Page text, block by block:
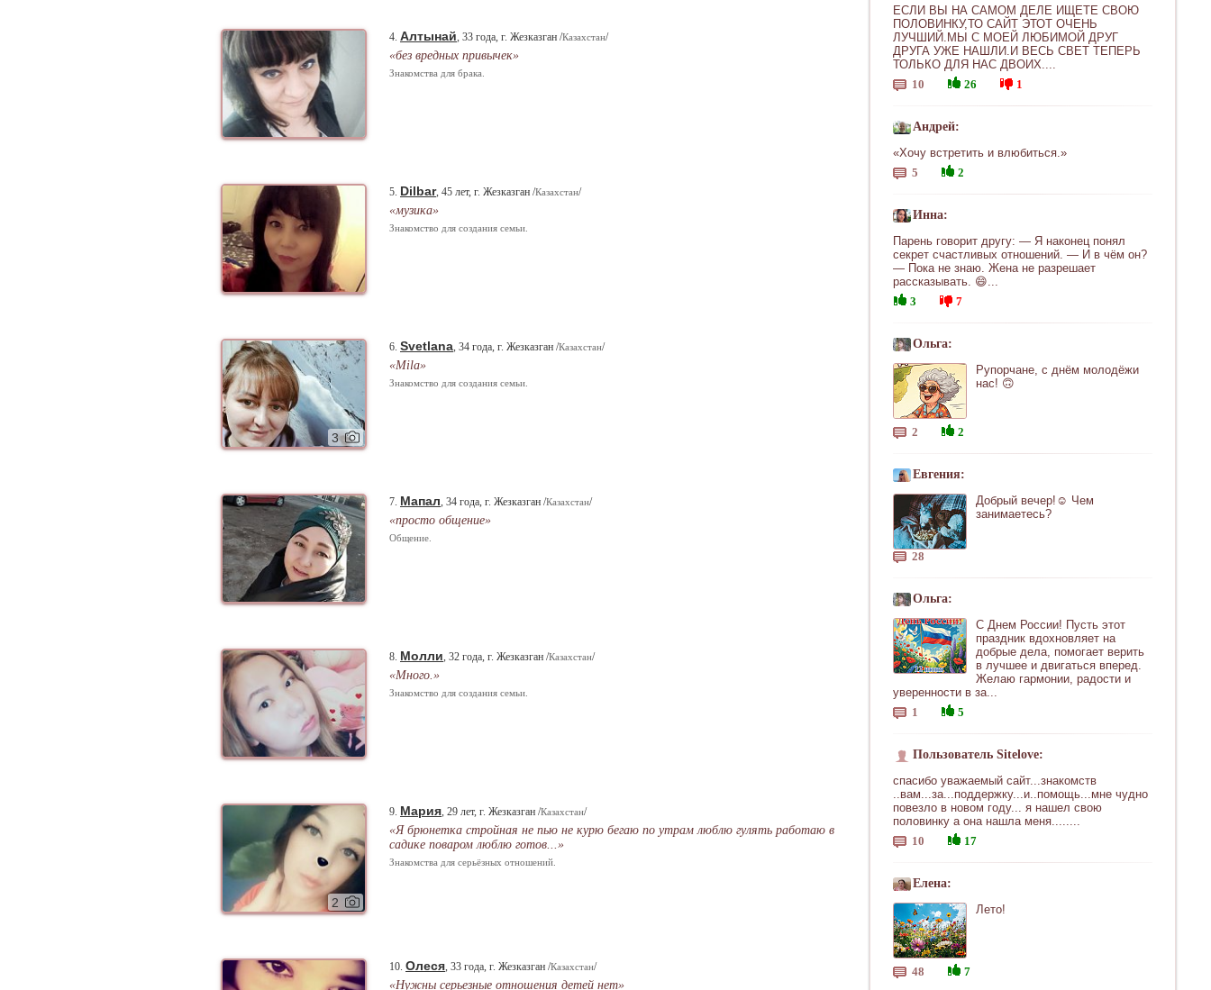
ЕСЛИ ВЫ НА САМОМ ДЕЛЕ ИЩЕТЕ СВОЮ
ПОЛОВИНКУ,ТО САЙТ ЭТОТ ОЧЕНЬ
ЛУЧШИЙ.МЫ С МОЕЙ ЛЮБИМОЙ ДРУГ
ДРУГА УЖЕ НАШЛИ.И ВЕСЬ СВЕТ ТЕПЕРЬ
ТОЛЬКО ДЛЯ НАС ДВОИХ....
10
26 1
Андрей:
«Хочу встретить и влюбиться.»
5
2
Инна:
Парень говорит другу: — Я наконец понял
секрет счастливых отношений. — И в чём он?
— Пока не знаю. Жена не разрешает
рассказывать. 😄...
3
7
Ольга:
Рупорчане, с днём молодёжи
нас! 🙃
2 2
Евгения:
Добрый вечер!☺ Чем
занимаетесь?
28
Ольга:
С Днем России! Пусть этот
праздник вдохновляет на
добрые дела, помогает верить
в лучшее и двигаться вперед.
Желаю гармонии, радости и
уверенности в за...
1
5
Пользователь Sitelove:
спасибо уважаемый сайт...знакомств
..вам...за...поддержку...и..помощь...мне чудно
повезло в новом году... я нашел свою
половинку а она нашла меня........
10
17
Елена:
Лето!
48 7
4. Алтынай, 33 года, г. Жезказган /Казахстан/
«без вредных привычек»
Знакомства для брака.
5. Dilbar, 45 лет, г. Жезказган /Казахстан/
«музика»
Знакомство для создания семьи.
3
6. Svetlana, 34 года, г. Жезказган /Казахстан/
«Mila»
Знакомство для создания семьи.
7. Мапал, 34 года, г. Жезказган /Казахстан/
«просто общение»
Общение.
8. Молли, 32 года, г. Жезказган /Казахстан/
«Много.»
Знакомство для создания семьи.
2
9. Мария, 29 лет, г. Жезказган /Казахстан/
«Я брюнетка стройная не пью не курю бегаю по утрам люблю гулять работаю в
садике поваром люблю готов...»
Знакомства для серьёзных отношений.
10. Олеся, 33 года, г. Жезказган /Казахстан/
«Нужны серьезные отношения детей нет»